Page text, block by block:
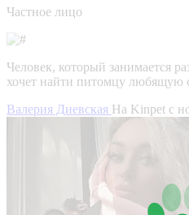
Частное лицо
Человек, который занимается
хочет найти питомцу любящую
Валерия Диевская На Kinpet c